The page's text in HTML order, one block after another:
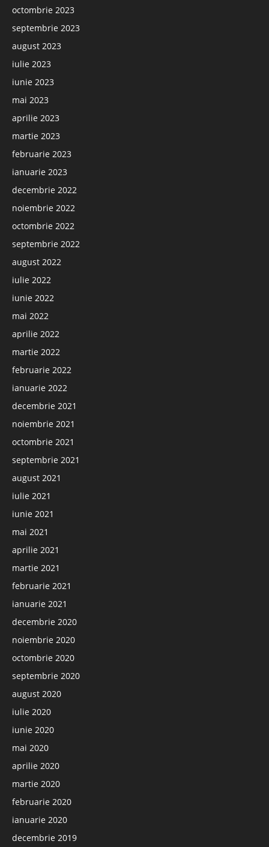
octombrie 2023
septembrie 2023
august 2023
iulie 2023
iunie 2023
mai 2023
aprilie 2023
martie 2023
februarie 2023
ianuarie 2023
decembrie 2022
noiembrie 2022
octombrie 2022
septembrie 2022
august 2022
iulie 2022
iunie 2022
mai 2022
aprilie 2022
martie 2022
februarie 2022
ianuarie 2022
decembrie 2021
noiembrie 2021
octombrie 2021
septembrie 2021
august 2021
iulie 2021
iunie 2021
mai 2021
aprilie 2021
martie 2021
februarie 2021
ianuarie 2021
decembrie 2020
noiembrie 2020
octombrie 2020
septembrie 2020
august 2020
iulie 2020
iunie 2020
mai 2020
aprilie 2020
martie 2020
februarie 2020
ianuarie 2020
decembrie 2019